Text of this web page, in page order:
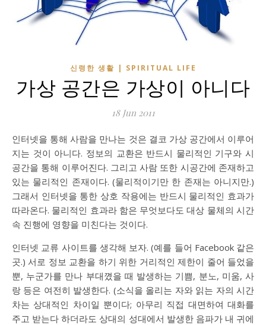
신령한 생활 | SPIRITUAL LIFE
가상 공간은 가상이 아니다
18 Jun 2011
인터넷을 통해 사람을 만나는 것은 결코 가상 공간에서 이루어
지는 것이 아니다. 정보의 교환은 반드시 물리적인 기구와 시
공간을 통해 이루어진다. 그리고 사람 또한 시공간에 존재하고
있는 물리적인 존재이다. (물리적이기만 한 존재는 아니지만.)
그래서 인터넷을 통한 상호 작용에는 반드시 물리적인 효과가
따라온다. 물리적인 효과라 함은 무엇보다도 대상 물체의 시간
속 진행에 영향을 미친다는 것이다.
인터넷 교류 사이트를 생각해 보자. (예를 들어 Facebook 같은
곳.) 서로 정보 교환을 하기 위한 거리적인 제한이 줄어 들었을
뿐, 누군가를 만나 부대꼈을 때 발생하는 기쁨, 분노, 미움, 사
랑 등은 여전히 발생한다. (소식을 올리는 자와 읽는 자의 시간
차는 상대적인 차이일 뿐이다; 아무리 직접 대면하여 대화를
주고 받는다 하더라도 상대의 성대에서 발생한 음파가 내 귀에